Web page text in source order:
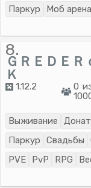
Паркур
Моб арена
8.
ＧＲＥＤＥ
Ｋ
1.12.2
0
Выживание Донат
Паркур
Свадьбы
PVE
PvP RPG